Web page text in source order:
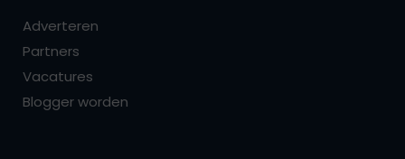
Adverteren
Partners
Vacatures
Blogger worden